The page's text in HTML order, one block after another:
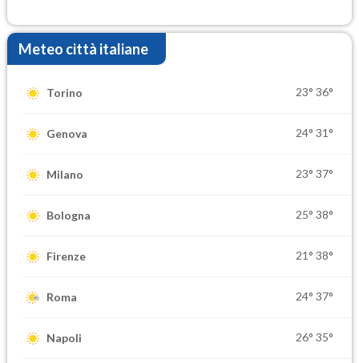
Meteo città italiane
Torino 23° 36°
Genova 24° 31°
Milano 23° 37°
Bologna 25° 38°
Firenze 21° 38°
Roma 24° 37°
Napoli 26° 35°